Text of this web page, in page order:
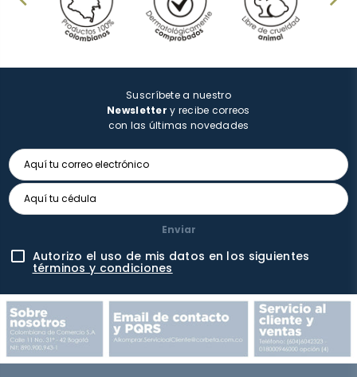
Suscríbete a nuestro
Newsletter y recibe correos
con las últimas novedades
Enviar
Autorizo el uso de mis datos en los siguientes
términos y condiciones